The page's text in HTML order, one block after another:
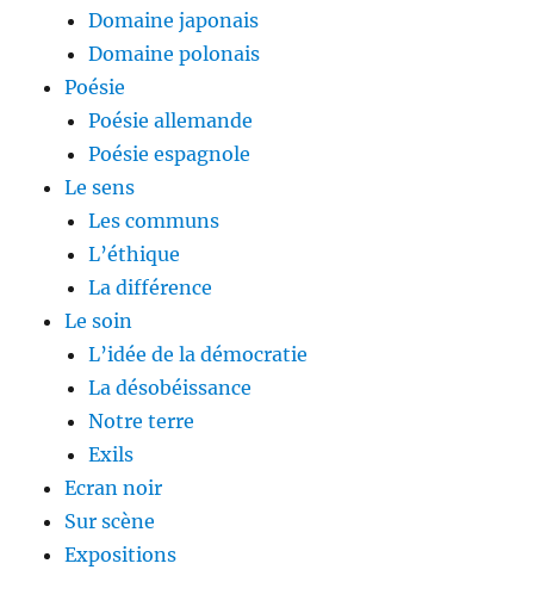
Domaine japonais
Domaine polonais
Poésie
Poésie allemande
Poésie espagnole
Le sens
Les communs
L’éthique
La différence
Le soin
L’idée de la démocratie
La désobéissance
Notre terre
Exils
Ecran noir
Sur scène
Expositions